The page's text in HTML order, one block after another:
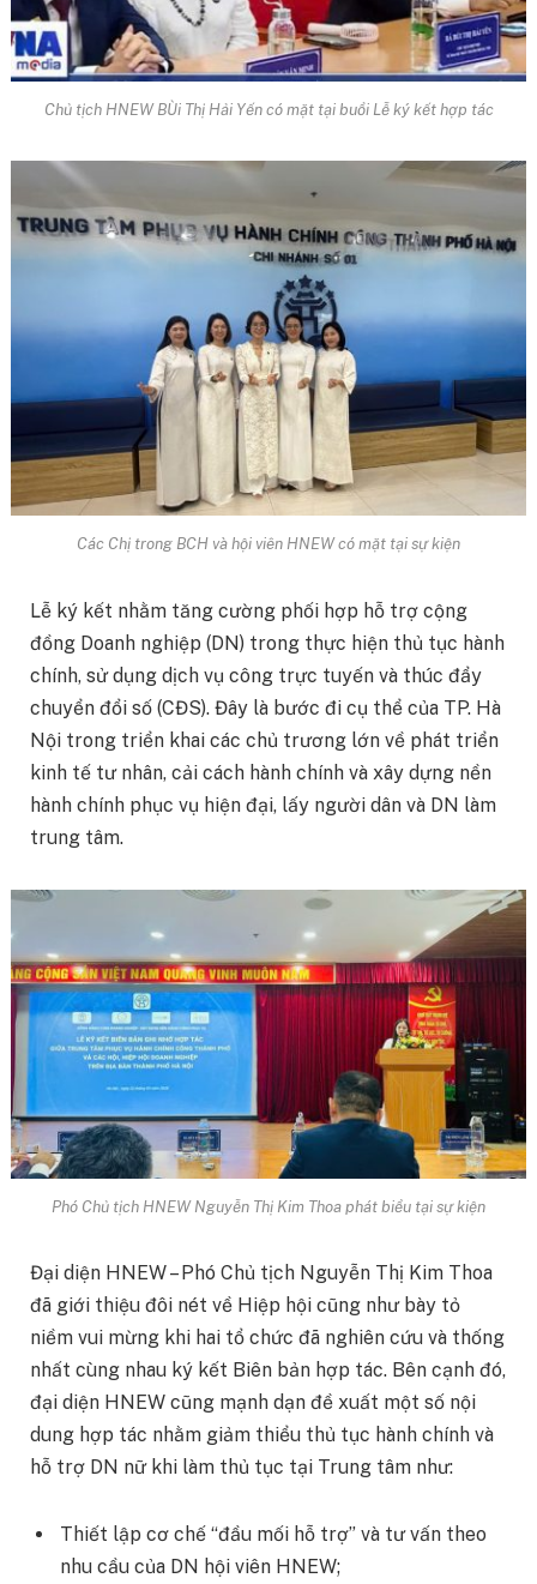
Chủ tịch HNEW BÙi Thị Hải Yến có mặt tại buổi Lễ ký kết hợp tác
Các Chị trong BCH và hội viên HNEW có mặt tại sự kiện
Lễ ký kết nhằm tăng cường phối hợp hỗ trợ cộng
đồng Doanh nghiệp (DN) trong thực hiện thủ tục hành
chính, sử dụng dịch vụ công trực tuyến và thúc đẩy
chuyển đổi số (CĐS). Đây là bước đi cụ thể của TP. Hà
Nội trong triển khai các chủ trương lớn về phát triển
kinh tế tư nhân, cải cách hành chính và xây dựng nền
hành chính phục vụ hiện đại, lấy người dân và DN làm
trung tâm.
Phó Chủ tịch HNEW Nguyễn Thị Kim Thoa phát biểu tại sự kiện
Đại diện HNEW – Phó Chủ tịch Nguyễn Thị Kim Thoa
đã giới thiệu đôi nét về Hiệp hội cũng như bày tỏ
niềm vui mừng khi hai tổ chức đã nghiên cứu và thống
nhất cùng nhau ký kết Biên bản hợp tác. Bên cạnh đó,
đại diện HNEW cũng mạnh dạn đề xuất một số nội
dung hợp tác nhằm giảm thiểu thủ tục hành chính và
hỗ trợ DN nữ khi làm thủ tục tại Trung tâm như:
Thiết lập cơ chế “đầu mối hỗ trợ” và tư vấn theo
nhu cầu của DN hội viên HNEW;